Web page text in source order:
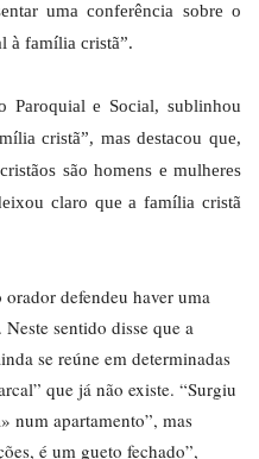
uma conferência sobre o
à família cristã”.
Paroquial e Social, sublinhou
cristã”, mas destacou que,
são homens e mulheres
claro que a família cristã
defendeu haver uma
sentido disse que a
se reúne em determinadas
que já não existe. “Surgiu
num apartamento”, mas
é um gueto fechado”,